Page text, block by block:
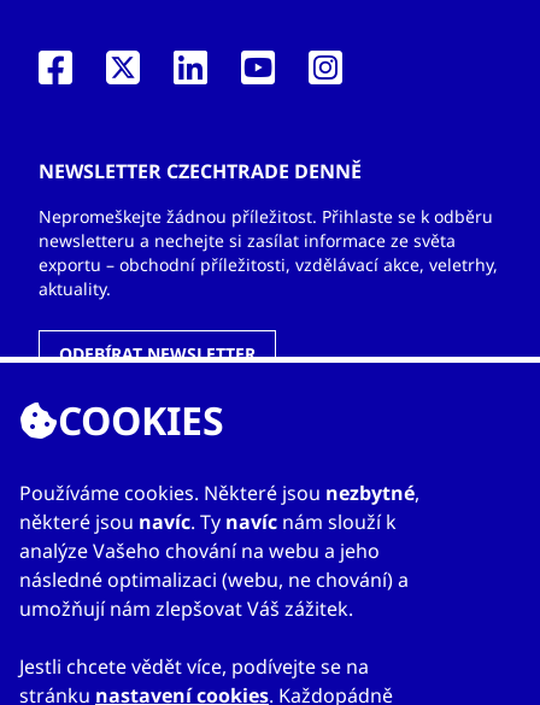
NEWSLETTER CZECHTRADE DENNĚ
Nepromeškejte žádnou příležitost. Přihlaste se k odběru
newsletteru a nechejte si zasílat informace ze světa
exportu – obchodní příležitosti, vzdělávací akce, veletrhy,
aktuality.
ODEBÍRAT NEWSLETTER
ODKAZY
O nás
Zahraniční kanceláře
Služby
Kontakty
COOKIES
Používáme cookies. Některé jsou nezbytné,
některé jsou navíc. Ty navíc nám slouží k
analýze Vašeho chování na webu a jeho
následné optimalizaci (webu, ne chování) a
umožňují nám zlepšovat Váš zážitek.
Jestli chcete vědět více, podívejte se na
stránku nastavení cookies. Každopádně